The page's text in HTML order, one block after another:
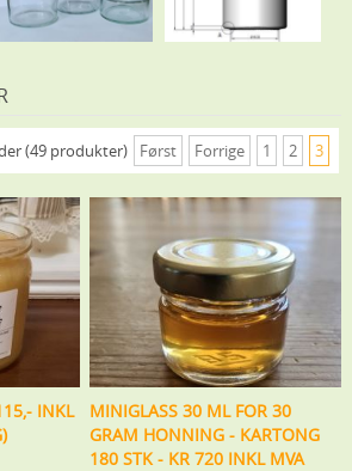
(49 produkter) Først Forrige 1 2 3
INKL
MINIGLASS 30 ML FOR 30
GRAM HONNING - KARTONG
180 STK - KR 720 INKL MVA